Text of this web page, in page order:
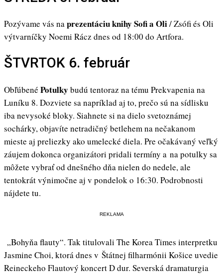
Pozývame vás naprezentáciu knihy Sofi a Oli/ Zsófi és Oli
výtvarníčky Noemi Rácz dnes od 18:00 do Artfora.
ŠTVRTOK 6. február
Obľúbené Potulky budú tentoraz na tému Prekvapenia na
Luníku 8. Dozviete sa napríklad aj to, prečo sú na sídlisku
iba nevysoké bloky. Siahnete si na dielo svetoznámej
sochárky, objavíte netradičný betlehem na nečakanom
mieste aj preliezky ako umelecké diela. Pre očakávaný veľký
záujem dokonca organizátori pridali termíny a na potulky sa
môžete vybrať od dnešného dňa nielen do nedele, ale
tentokrát výnimočne aj v pondelok o 16:30. Podrobnosti
nájdete tu.
REKLAMA
„Bohyňa flauty“. Tak titulovali The Korea Times interpretku
Jasmine Choi, ktorá dnes v Štátnej filharmónii Košice uvedie
Reineckeho Flautový koncert D dur. Severská dramaturgia